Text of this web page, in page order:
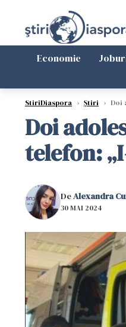
Economie
StiriDiaspora › Știri › Doi
Doi
telefon:
DeAlexandra
30 MAI 2024